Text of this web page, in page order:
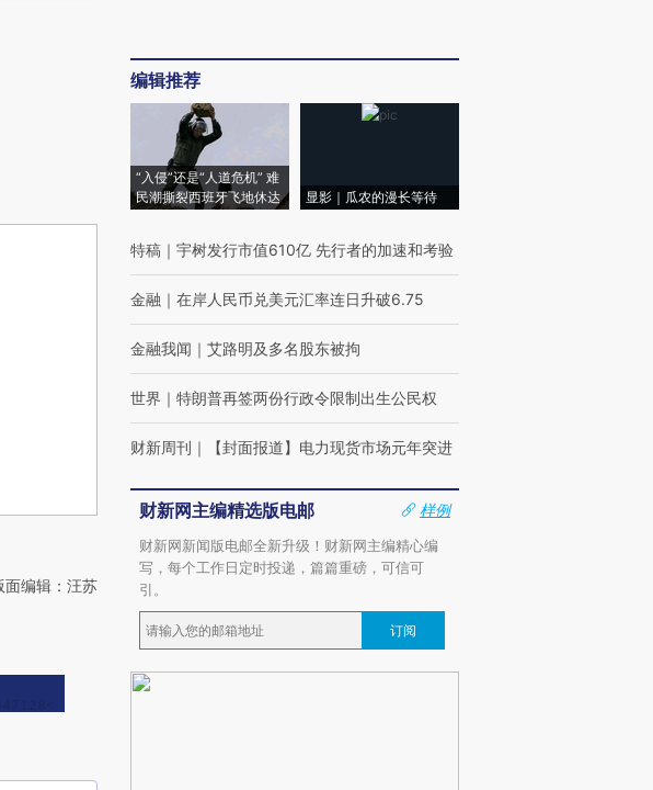
面编辑：汪苏
编辑推荐
“入侵”还是“人道危机” 难
民潮撕裂西班牙飞地休达
显影｜瓜农的漫长等待
特稿 ｜ 宇树发行市值610亿 先行者的加速和考验
金融 ｜ 在岸人民币兑美元汇率连日升破6.75
金融我闻 ｜ 艾路明及多名股东被拘
世界 ｜ 特朗普再签两份行政令限制出生公民权
财新周刊 ｜ 【封面报道】电力现货市场元年突进
财新网主编精选版电邮
样例
财新网新闻版电邮全新升级！财新网主编精心编
写，每个工作日定时投递，篇篇重磅，可信可
引。
订阅